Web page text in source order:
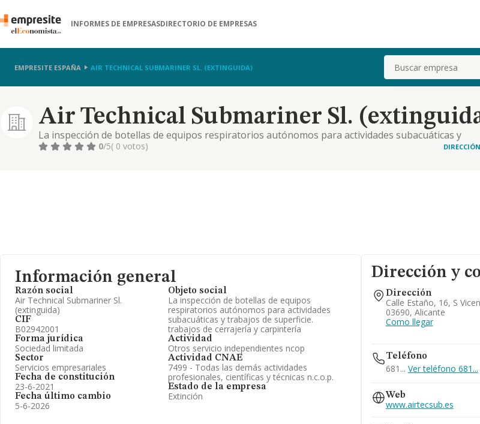
INFORMES DE EMPRESASDIRECTORIO DE EMPRESAS
EMPRESITE ESPAÑA AIR TECHNICAL SUBMARINER SL. (EXTINGUIDA) Buscar
Air Technical Submariner Sl.
La inspección de botellas de equipos respiratorios autónomos para actividades subacuáticas y
trabajos de superficie. trabajos de cerrajería y carpintería
0/5( 0 votos)
Información general
Razón social
Air Technical Submariner Sl.
(extinguida)
CIF
B02942001
Forma jurídica
Sociedad limitada
Sector
Servicios empresariales
Fecha de constitución
23-6-2021
Fecha último cambio
5-6-2026
Objeto social
La inspección de botellas de equipos
respiratorios autónomos para actividades
subacuáticas y trabajos de superficie.
trabajos de cerrajería y carpintería
Actividad
Otros servicio independientes ncop
Actividad CNAE
7499 - Todas las demás actividades
profesionales, científicas y técnicas n.c.o.p.
Estado de la empresa
Extinción
Dirección y
Dirección
Calle Estaño, 16, S
03690, Alicante
Como llegar
Teléfono
681... Ver teléfono 681...
Web
www.airtecsub.es